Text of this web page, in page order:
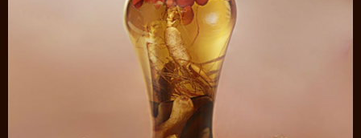
chấn, trí não tỉnh táo, sức khỏe hiệp đồng. Về lau dài phòng ngừa
bệnh tật, nâng cao sức đề kháng, sức khỏe, hạn chế các vấn đề về
- Người không dùng sức khỏe ngày càng đi xa, các vấn đề về tuổi
Ai cũng chỉ có 1 đời để sống, 1 cơ thể để chăm sóc, 1 sinh mệnh